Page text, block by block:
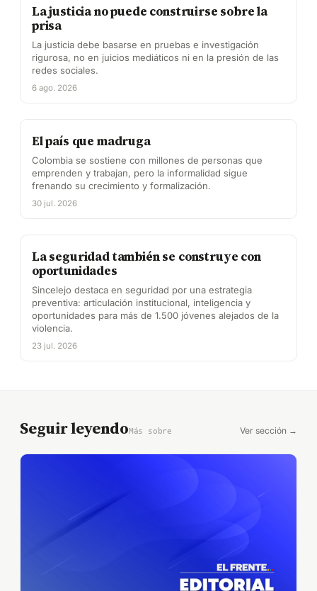
La justicia no puede construirse sobre la
prisa
La justicia debe basarse en pruebas e investigación
rigurosa, no en juicios mediáticos ni en la presión de las
redes sociales.
6 ago. 2026
El país que madruga
Colombia se sostiene con millones de personas que
emprenden y trabajan, pero la informalidad sigue
frenando su crecimiento y formalización.
30 jul. 2026
La seguridad también se construye con
oportunidades
Sincelejo destaca en seguridad por una estrategia
preventiva: articulación institucional, inteligencia y
oportunidades para más de 1.500 jóvenes alejados de la
violencia.
23 jul. 2026
Seguir leyendoMás sobre Ver sección →